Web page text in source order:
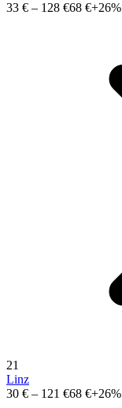
33 € – 128 €68 €+26%
21
Linz
30 € – 121 €68 €+26%